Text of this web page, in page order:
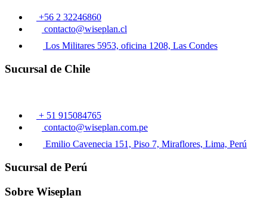
+56 2 32246860
contacto@wiseplan.cl
Los Militares 5953, oficina 1208, Las Condes
Sucursal de Chile
+ 51 915084765
contacto@wiseplan.com.pe
Emilio Cavenecia 151, Piso 7, Miraflores, Lima, Perú
Sucursal de Perú
Sobre Wiseplan